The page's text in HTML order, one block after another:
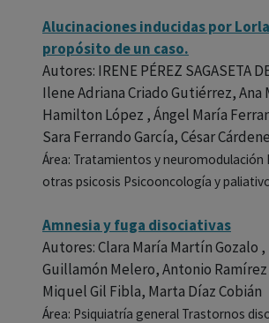
Alucinaciones inducidas por
propósito de un caso.
Autores: IRENE PÉREZ SAGASETA
Ilene Adriana Criado Gutiérrez, Ana
Hamilton López , Ángel María
Sara Ferrando García, César
Área: Tratamientos y neuromodulación
otras psicosis Psicooncología y
Amnesia y fuga disociativas
Autores: Clara María Martín Gozalo ,
Guillamón Melero, Antonio
Miquel Gil Fibla, Marta Díaz Cobián
Área: Psiquiatría general Trastornos